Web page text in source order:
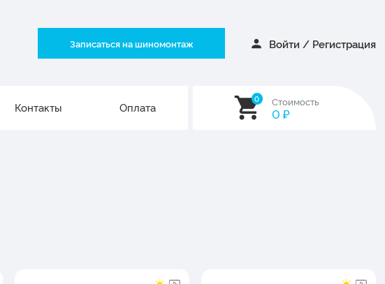
Записаться на шиномонтаж Войти / Регистрация
Контакты Оплата
0 Стоимость
0 ₽